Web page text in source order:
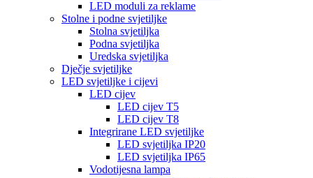
LED moduli za reklame
Stolne i podne svjetiljke
Stolna svjetiljka
Podna svjetiljka
Uredska svjetiljka
Dječje svjetiljke
LED svjetiljke i cijevi
LED cijev
LED cijev T5
LED cijev T8
Integrirane LED svjetiljke
LED svjetiljka IP20
LED svjetiljka IP65
Vodotijesna lampa